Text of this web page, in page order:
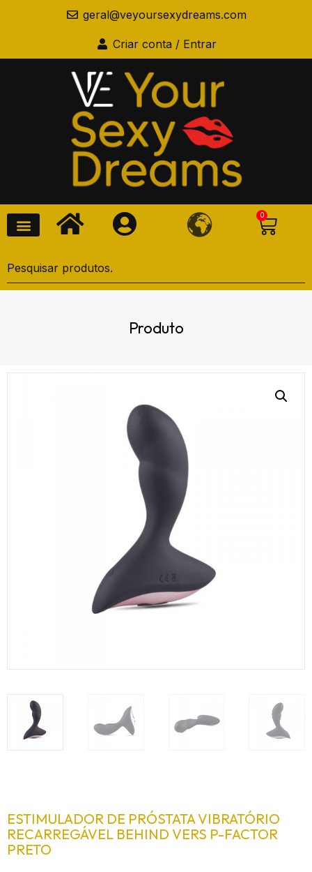
geral@veyoursexydreams.com
Criar conta / Entrar
0
Produto
ESTIMULADOR DE PRÓSTATA VIBRATÓRIO
RECARREGÁVEL BEHIND VERS P-FACTOR
PRETO